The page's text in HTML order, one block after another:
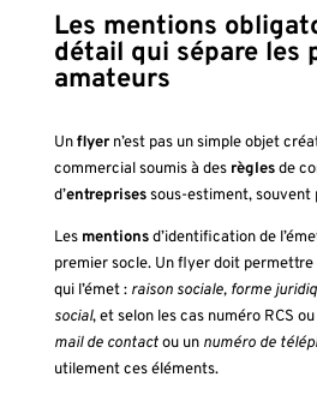
Les mentions
détail qui sépare les
amateurs
Unflyern’est pas un simple objet
commercial soumis à des règlesde
d’entreprisessous-estiment, souvent
Les mentionsd’identification de
premier socle. Un flyer doit
qui l’émet : raison sociale, forme
social, et selon les cas numéro RCS
mail de contactou un numéro de
utilement ces éléments.